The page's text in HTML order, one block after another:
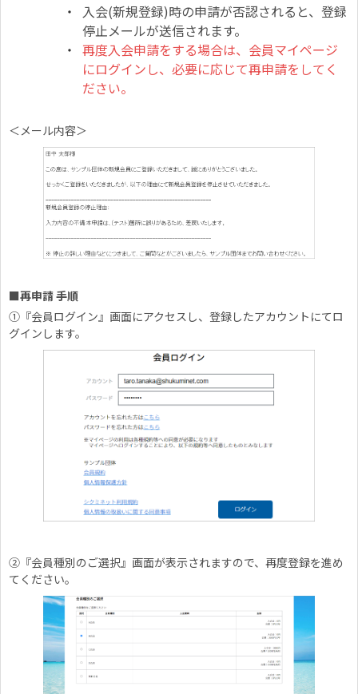
入会(新規登録)時の申請が否認されると、登録
停止メールが送信されます。
再度入会申請をする場合は、会員マイページ
にログインし、必要に応じて再申請をしてく
ださい。
＜メール内容＞
■再申請 手順
①『会員ログイン』画面にアクセスし、登録したアカウントにてロ
グインします。
②『会員種別のご選択』画面が表示されますので、再度登録を進め
てください。